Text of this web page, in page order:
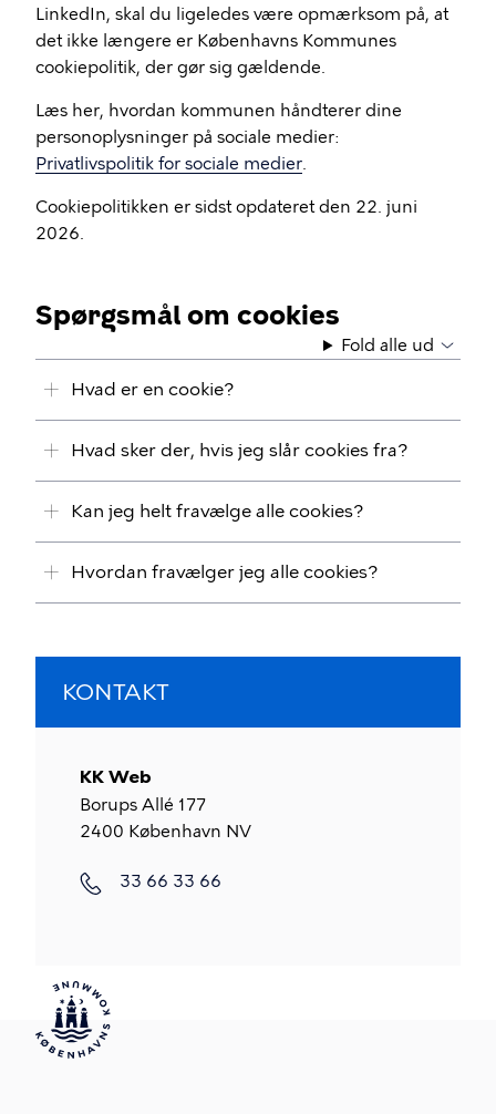
LinkedIn, skal du ligeledes være opmærksom på, at
det ikke længere er Københavns Kommunes
cookiepolitik, der gør sig gældende.
Læs her, hvordan kommunen håndterer dine
personoplysninger på sociale medier:
Privatlivspolitik for sociale medier.
Cookiepolitikken er sidst opdateret den 22. juni
2026.
Spørgsmål om cookies
Fold alle ud
Hvad er en cookie?
Hvad sker der, hvis jeg slår cookies fra?
Kan jeg helt fravælge alle cookies?
Hvordan fravælger jeg alle cookies?
KONTAKT
KK Web
Borups Allé 177
2400 København NV
33 66 33 66